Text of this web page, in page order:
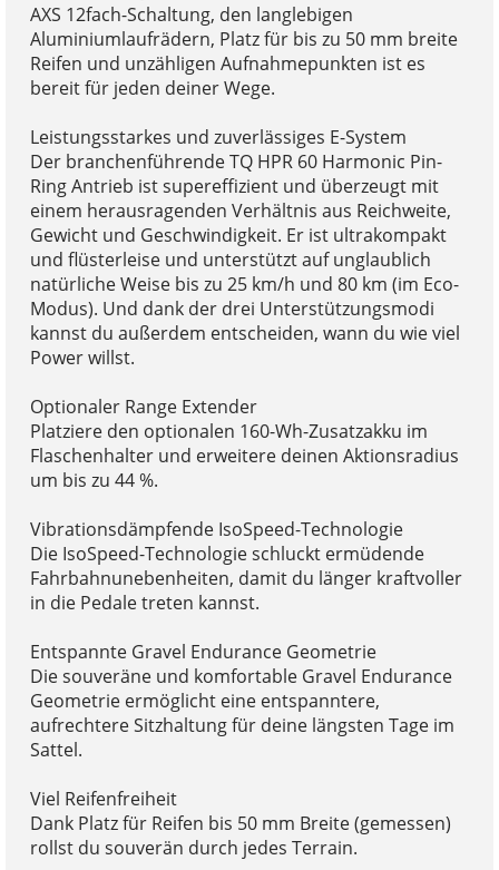
AXS 12fach-Schaltung, den langlebigen
Aluminiumlaufrädern, Platz für bis zu 50 mm breite
Reifen und unzähligen Aufnahmepunkten ist es
bereit für jeden deiner Wege.
Leistungsstarkes und zuverlässiges E-System
Der branchenführende TQ HPR 60 Harmonic Pin-
Ring Antrieb ist supereffizient und überzeugt mit
einem herausragenden Verhältnis aus Reichweite,
Gewicht und Geschwindigkeit. Er ist ultrakompakt
und flüsterleise und unterstützt auf unglaublich
natürliche Weise bis zu 25 km/h und 80 km (im Eco-
Modus). Und dank der drei Unterstützungsmodi
kannst du außerdem entscheiden, wann du wie viel
Power willst.
Optionaler Range Extender
Platziere den optionalen 160-Wh-Zusatzakku im
Flaschenhalter und erweitere deinen Aktionsradius
um bis zu 44 %.
Vibrationsdämpfende IsoSpeed-Technologie
Die IsoSpeed-Technologie schluckt ermüdende
Fahrbahnunebenheiten, damit du länger kraftvoller
in die Pedale treten kannst.
Entspannte Gravel Endurance Geometrie
Die souveräne und komfortable Gravel Endurance
Geometrie ermöglicht eine entspanntere,
aufrechtere Sitzhaltung für deine längsten Tage im
Sattel.
Viel Reifenfreiheit
Dank Platz für Reifen bis 50 mm Breite (gemessen)
rollst du souverän durch jedes Terrain.